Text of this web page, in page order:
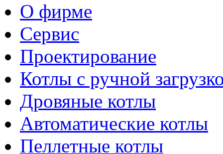
О фирме
Сервис
Проектирование
Котлы с ручной
Дровяные котлы
Автоматические котлы
Пеллетные котлы